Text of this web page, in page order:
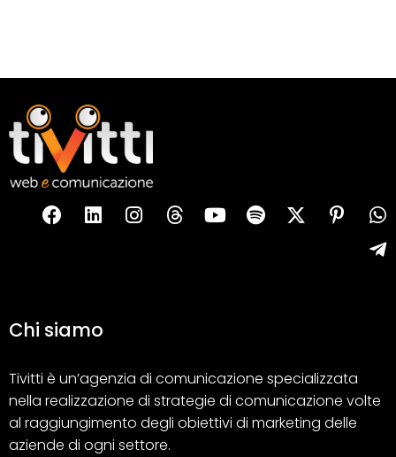
Chi siamo
Tivitti è un’agenzia di comunicazione specializzata
nella realizzazione di strategie di comunicazione volte
al raggiungimento degli obiettivi di marketing delle
aziende di ogni settore.